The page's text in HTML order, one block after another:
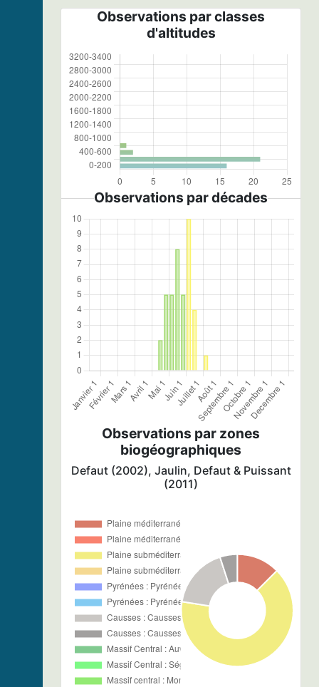
Observations par classes
d'altitudes
Observations par décades
Observations par zones
biogéographiques
Defaut (2002), Jaulin, Defaut & Puissant
(2011)